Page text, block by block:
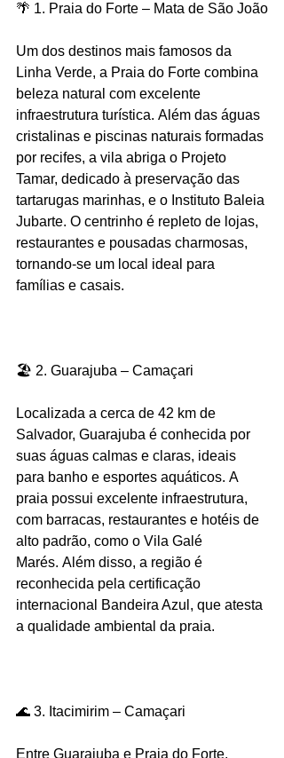
🌴 1. Praia do Forte – Mata de São João
Um dos destinos mais famosos da
Linha Verde, a Praia do Forte combina
beleza natural com excelente
infraestrutura turística. Além das águas
cristalinas e piscinas naturais formadas
por recifes, a vila abriga o Projeto
Tamar, dedicado à preservação das
tartarugas marinhas, e o Instituto Baleia
Jubarte. O centrinho é repleto de lojas,
restaurantes e pousadas charmosas,
tornando-se um local ideal para
famílias e casais.
🏖️ 2. Guarajuba – Camaçari
Localizada a cerca de 42 km de
Salvador, Guarajuba é conhecida por
suas águas calmas e claras, ideais
para banho e esportes aquáticos. A
praia possui excelente infraestrutura,
com barracas, restaurantes e hotéis de
alto padrão, como o Vila Galé
Marés. Além disso, a região é
reconhecida pela certificação
internacional Bandeira Azul, que atesta
a qualidade ambiental da praia.
🌊 3. Itacimirim – Camaçari
Entre Guarajuba e Praia do Forte,